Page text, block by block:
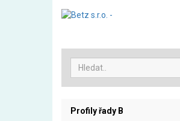
Profily řady B